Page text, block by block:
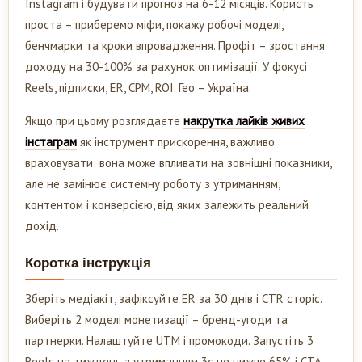
Instagram і будувати прогноз на 6-12 місяців. Користь
проста – приберемо міфи, покажу робочі моделі,
бенчмарки та кроки впровадження. Профіт – зростання
доходу на 30-100% за рахунок оптимізації. У фокусі
Reels, підписки, ER, CPM, ROI. Гео – Україна.
Якщо при цьому розглядаєте накрутка лайків живих
інстаграм як інструмент прискорення, важливо
враховувати: вона може впливати на зовнішні показники,
але не замінює системну роботу з утриманням,
контентом і конверсією, від яких залежить реальний
дохід.
Коротка інструкція
Зберіть медіакіт, зафіксуйте ER за 30 днів і CTR сторіс.
Виберіть 2 моделі монетизації – бренд-угоди та
партнерки. Налаштуйте UTM і промокоди. Запустіть 3